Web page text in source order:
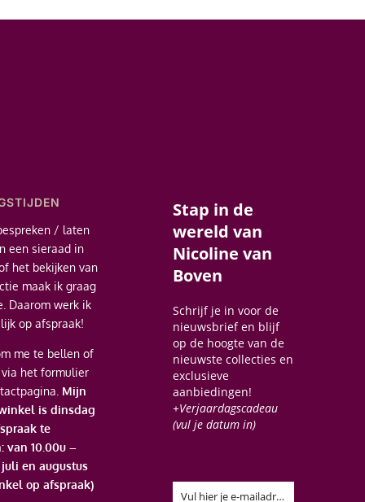
/ laten
een sieraad in
het bekijken van
maak ik graag
Daarom werk ik
op afspraak!
me te bellen of
het formulier
Mijn
is dinsdag
te
van 10.00u –
juli en augustus
op afspraak)
Stap in de
wereld van
Nicoline van
Boven
Schrijf je in voor de
nieuwsbrief en blijf
op de hoogte van de
nieuwste collecties en
exclusieve
aanbiedingen!
+Verjaardagscadeau
(vul je datum in)
Vul hier je e-mailadres in